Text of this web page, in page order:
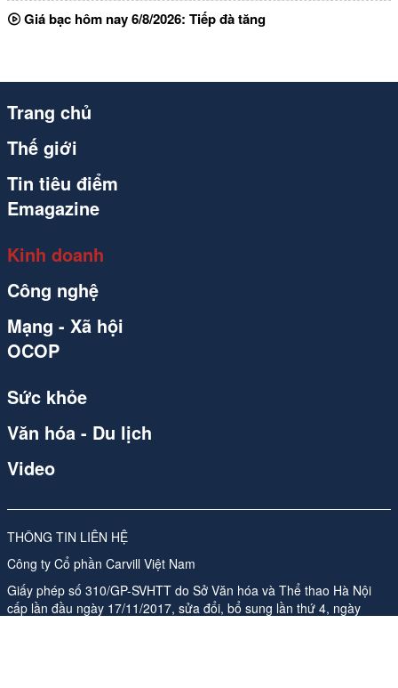
Giá bạc hôm nay 6/8/2026: Tiếp đà tăng
THÔNG TIN LIÊN HỆ
Công ty Cổ phần Carvill Việt Nam
Giấy phép số 310/GP-SVHTT do Sở Văn hóa và Thể thao Hà Nội
cấp lần đầu ngày 17/11/2017, sửa đổi, bổ sung lần thứ 4, ngày
Trang chủ
Thế giới
Tin tiêu điểm
Emagazine
Kinh doanh
Công nghệ
Mạng - Xã hội
OCOP
Sức khỏe
Văn hóa - Du lịch
Video